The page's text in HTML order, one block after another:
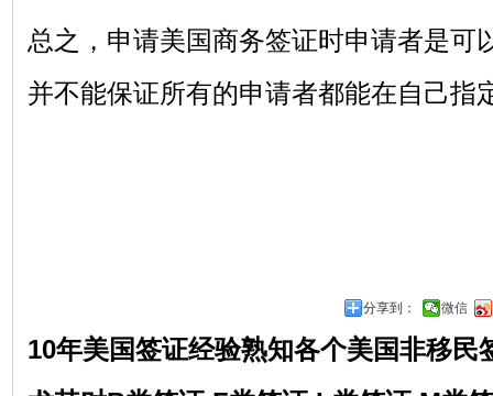
总之，申请美国商务签证时申请者是可
并不能保证所有的申请者都能在自己指
分享到： 微信
10年美国签证经验熟知各个美国非移民